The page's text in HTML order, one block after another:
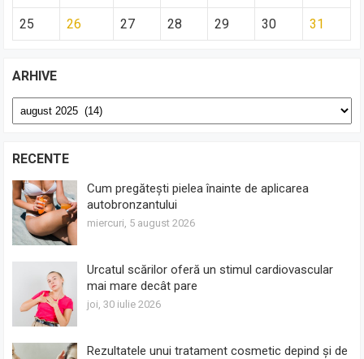
25 26 27 28 29 30 31
ARHIVE
Arhive
RECENTE
Cum pregătești pielea înainte de aplicarea
autobronzantului
miercuri, 5 august 2026
Urcatul scărilor oferă un stimul cardiovascular
mai mare decât pare
joi, 30 iulie 2026
Rezultatele unui tratament cosmetic depind și de